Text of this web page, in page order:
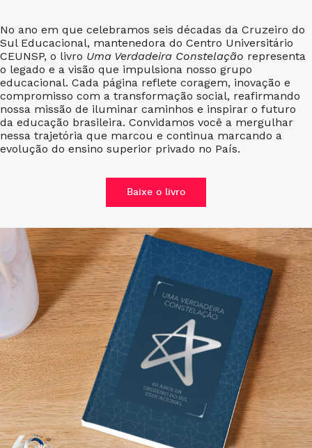
No ano em que celebramos seis décadas da Cruzeiro do
Sul Educacional, mantenedora do Centro Universitário
CEUNSP, o livro Uma Verdadeira Constelação representa
o legado e a visão que impulsiona nosso grupo
educacional. Cada página reflete coragem, inovação e
compromisso com a transformação social, reafirmando
nossa missão de iluminar caminhos e inspirar o futuro
da educação brasileira. Convidamos você a mergulhar
nessa trajetória que marcou e continua marcando a
evolução do ensino superior privado no País.
Baixe o livro